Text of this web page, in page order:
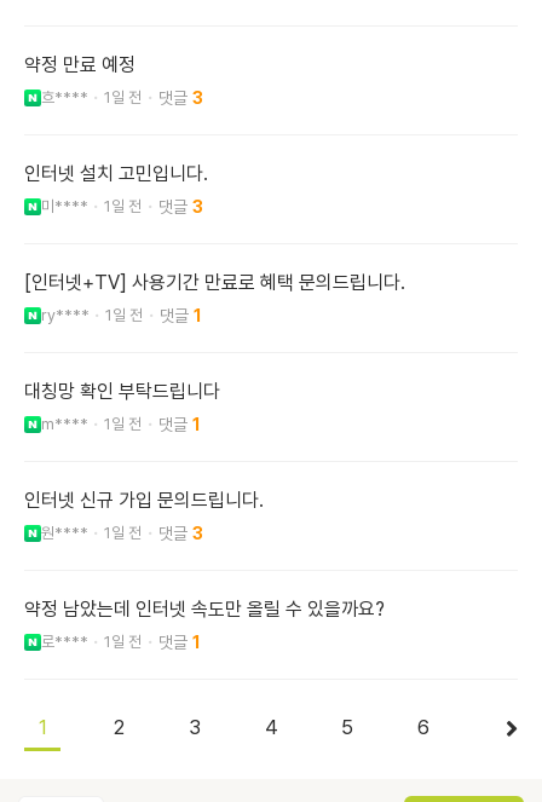
약정 만료 예정
흐**** 1일 전 3
인터넷 설치 고민입니다.
미**** 1일 전 3
[인터넷+TV] 사용기간 만료로 혜택 문의드립니다.
ry**** 1일 전 1
대칭망 확인 부탁드립니다
m**** 1일 전 1
인터넷 신규 가입 문의드립니다.
원**** 1일 전 3
약정 남았는데 인터넷 속도만 올릴 수 있을까요?
로**** 1일 전 1
1 2 3 4 5 6